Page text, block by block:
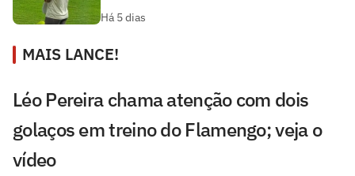
Há 5 dias
MAIS LANCE!
Léo Pereira chama atenção com dois
golaços em treino do Flamengo; veja o
vídeo